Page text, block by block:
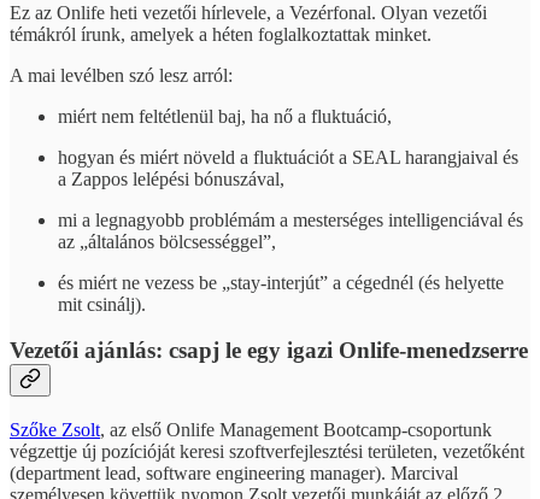
Ez az Onlife heti vezetői hírlevele, a Vezérfonal. Olyan vezetői
témákról írunk, amelyek a héten foglalkoztattak minket.
A mai levélben szó lesz arról:
miért nem feltétlenül baj, ha nő a fluktuáció,
hogyan és miért növeld a fluktuációt a SEAL harangjaival és
a Zappos lelépési bónuszával,
mi a legnagyobb problémám a mesterséges intelligenciával és
az „általános bölcsességgel”,
és miért ne vezess be „stay-interjút” a cégednél (és helyette
mit csinálj).
Vezetői ajánlás: csapj le egy igazi Onlife-menedzserre
Szőke Zsolt, az első Onlife Management Bootcamp-csoportunk
végzettje új pozícióját keresi szoftverfejlesztési területen, vezetőként
(department lead, software engineering manager). Marcival
személyesen követtük nyomon Zsolt vezetői munkáját az előző 2